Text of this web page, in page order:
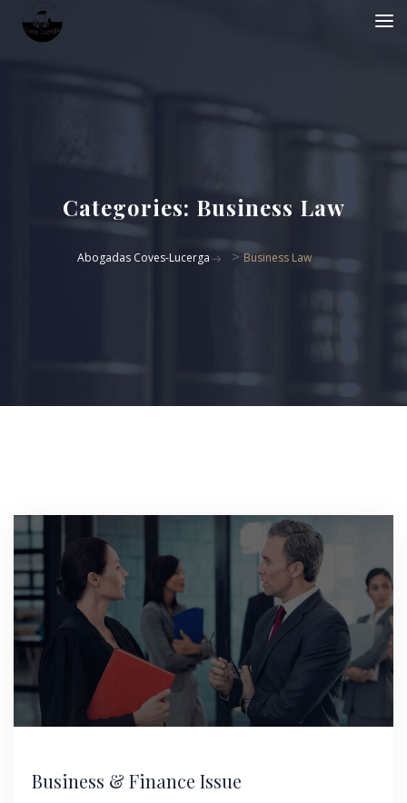
Categories: Business Law
Abogadas Coves-Lucerga > Business Law
Business & Finance Issue